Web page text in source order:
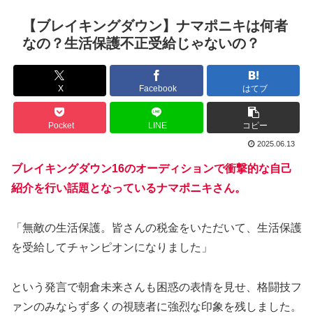
【ブレイキングダウン】ナマポニキは何者
なの？生活保護不正受給じゃないの？
X Facebook はてブ
Pocket LINE コピー
2025.06.13
ブレイキングダウン16のオーディションで衝撃的な自己
紹介を行い話題となっているナマポニキさん。
「無敵の生活保護。皆さんの税金をいただいて、生活保護
を受給してチャンピオンになりました」
という発言で朝倉未来さんも困惑の表情を見せ、格闘技フ
ァンのみならず多くの視聴者に強烈な印象を残しました。